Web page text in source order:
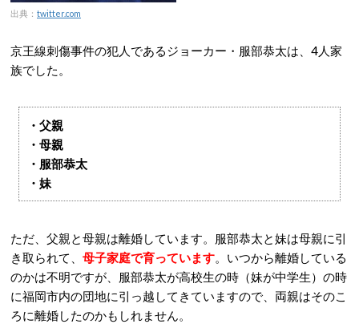
出典： twitter.com
京王線刺傷事件の犯人であるジョーカー・服部恭太は、4人家
族でした。
・父親
・母親
・服部恭太
・妹
ただ、父親と母親は離婚しています。服部恭太と妹は母親に引
き取られて、 母子家庭で育っています。いつから離婚している
のかは不明ですが、服部恭太が高校生の時（妹が中学生）の時
に福岡市内の団地に引っ越してきていますので、両親はそのこ
ろに離婚したのかもしれません。